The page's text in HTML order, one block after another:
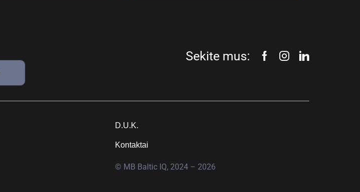
Sekite mus:
D.U.K.
Kontaktai
© MB Baltic IQ, 2024 – 2026